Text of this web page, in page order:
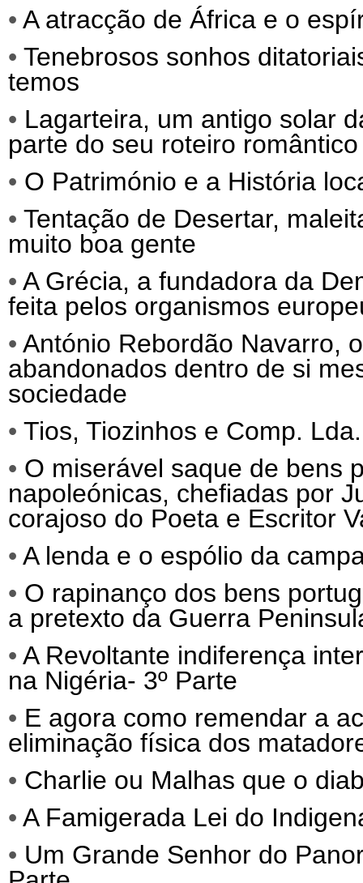
• A atracção de África e o
• Tenebrosos sonhos
temos
• Lagarteira, um antigo solar
parte do seu roteiro romântico
• O Património e a História
• Tentação de Desertar,
muito boa gente
• A Grécia, a fundadora da
feita pelos organismos
• António Rebordão Navarro,
abandonados dentro de si
sociedade
• Tios, Tiozinhos e Comp. Lda.
• O miserável saque de bens
napoleónicas, chefiadas por
corajoso do Poeta e Escritor
• A lenda e o espólio da
• O rapinanço dos bens
a pretexto da Guerra
• A Revoltante indiferença
na Nigéria- 3º Parte
• E agora como remendar a
eliminação física dos
• Charlie ou Malhas que o
• A Famigerada Lei do
• Um Grande Senhor do